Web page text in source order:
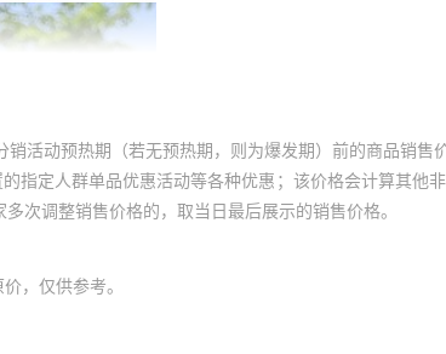
活动预热期（若无预热期，则为爆发期）前的商品销售
指定人群单品优惠活动等各种优惠；该价格会计算其他
次调整销售价格的，取当日最后展示的销售价格。
，仅供参考。